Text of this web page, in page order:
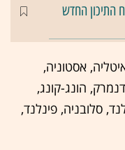
התיכון החדש
אסטוניה,
הונג-קונג,
סלובניה, פינלנד,